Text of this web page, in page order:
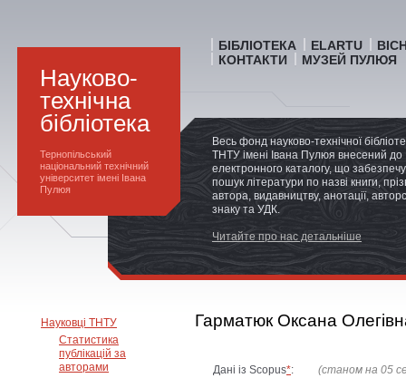
Науково-
технічна
бібліотека
Тернопільський
національний технічний
університет імені Івана
Пулюя
БІБЛІОТЕКА ELARTU
КОНТАКТИ
МУЗЕЙ ПУЛЮЯ
Весь фонд науково-технічної
ТНТУ імені Івана Пулюя внесений до
електронного каталогу, що
пошук літератури по назві книги,
автора, видавництву, анотації,
знаку та УДК.
Читайте про нас детальніше
Науковці ТНТУ
Статистика
публікацій за
авторами
Гарматюк Оксана
Дані із Scopus*: (станом на 05